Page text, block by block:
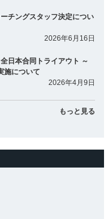
チングスタッフ決定につい
2026年6月16日
日本合同トライアウト ～
施について
2026年4月9日
もっと見る